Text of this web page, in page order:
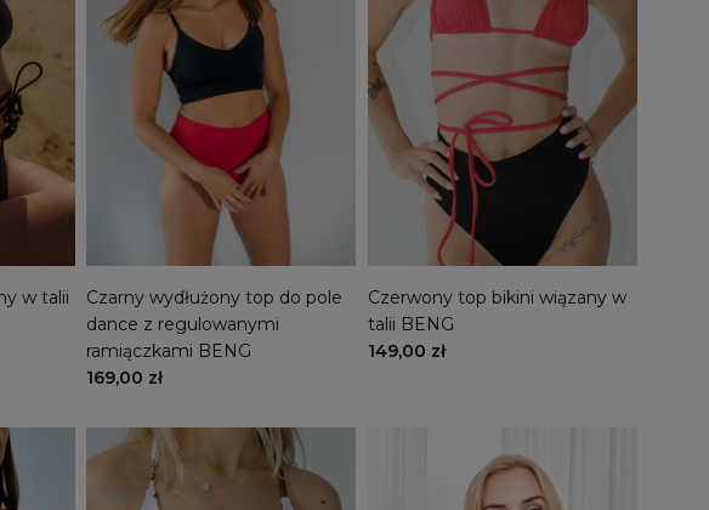
w talii
Czarny wydłużony top do pole
dance z regulowanymi
ramiączkami BENG
169,00 zł
Czerwony top bikini wiązany w
talii BENG
149,00 zł